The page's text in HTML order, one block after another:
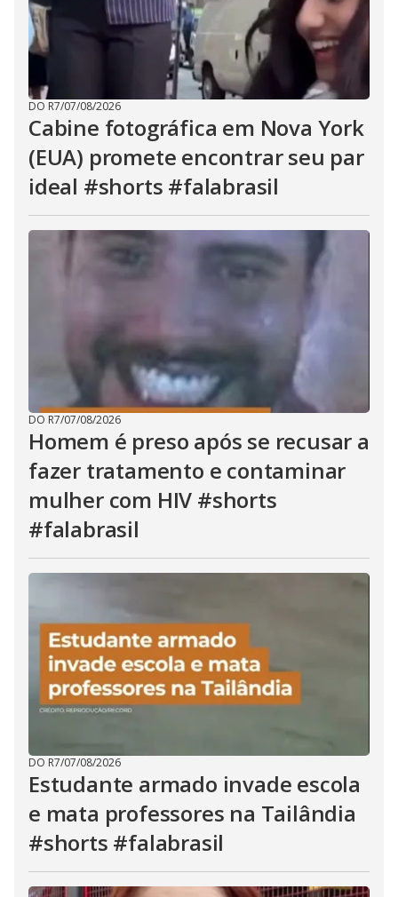
DO R7/07/08/2026
Cabine fotográfica em Nova York
(EUA) promete encontrar seu par
ideal #shorts #falabrasil
DO R7/07/08/2026
Homem é preso após se recusar a
fazer tratamento e contaminar
mulher com HIV #shorts
#falabrasil
DO R7/07/08/2026
Estudante armado invade escola
e mata professores na Tailândia
#shorts #falabrasil